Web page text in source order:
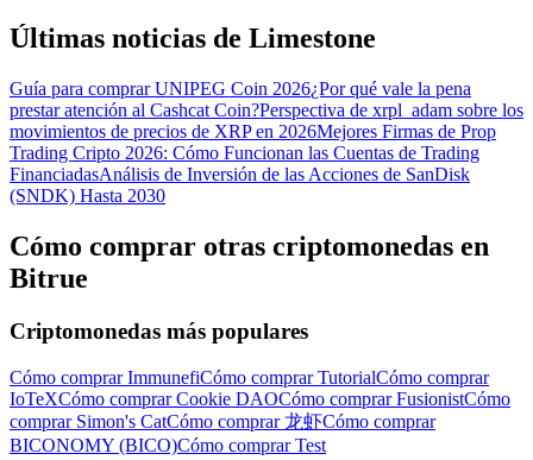
Últimas noticias de Limestone
Guía para comprar UNIPEG Coin 2026¿Por qué vale la pena
prestar atención al Cashcat Coin?Perspectiva de xrpl_adam sobre los
movimientos de precios de XRP en 2026Mejores Firmas de Prop
Trading Cripto 2026: Cómo Funcionan las Cuentas de Trading
FinanciadasAnálisis de Inversión de las Acciones de SanDisk
(SNDK) Hasta 2030
Cómo comprar otras criptomonedas en
Bitrue
Criptomonedas más populares
Cómo comprar ImmunefiCómo comprar TutorialCómo comprar
IoTeXCómo comprar Cookie DAOCómo comprar FusionistCómo
comprar Simon's CatCómo comprar 龙虾Cómo comprar
BICONOMY (BICO)Cómo comprar Test